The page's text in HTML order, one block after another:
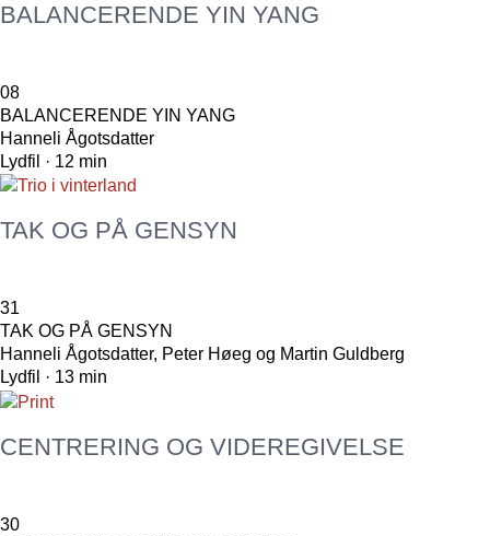
BALANCERENDE YIN YANG
08
BALANCERENDE YIN YANG
Hanneli Ågotsdatter
Lydfil · 12 min
TAK OG PÅ GENSYN
31
TAK OG PÅ GENSYN
Hanneli Ågotsdatter, Peter Høeg og Martin Guldberg
Lydfil · 13 min
CENTRERING OG VIDEREGIVELSE
30